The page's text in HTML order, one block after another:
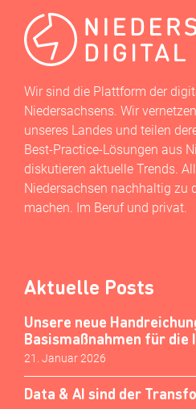
Wir sind die Plattform der
Niedersachsens. Wir
unseres Landes und teilen
Best-Practice-Lösungen aus
diskutieren aktuelle Trends.
Niedersachsen nachhaltig zu
machen. Im Beruf und privat.
Aktuelle Posts
Unsere neue
Basismaßnahmen für die
21. Januar 2026
Data & AI sind der